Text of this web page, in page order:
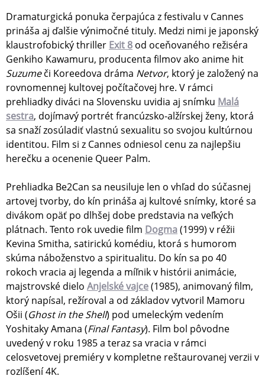
Dramaturgická ponuka čerpajúca z festivalu v Cannes
prináša aj ďalšie výnimočné tituly. Medzi nimi je japonský
klaustrofobický thriller Exit 8 od oceňovaného režiséra
Genkiho Kawamuru, producenta filmov ako anime hit
Suzumeči Koreedova dráma Netvor, ktorý je založený na
rovnomennej kultovej počítačovej hre. V rámci
prehliadky diváci na Slovensku uvidia aj snímku Malá
sestra, dojímavý portrét francúzsko-alžírskej ženy, ktorá
sa snaží zosúladiť vlastnú sexualitu so svojou kultúrnou
identitou. Film si z Cannes odniesol cenu za najlepšiu
herečku a ocenenie Queer Palm.
Prehliadka Be2Can sa neusiluje len o vhľad do súčasnej
artovej tvorby, do kín prináša aj kultové snímky, ktoré sa
divákom opäť po dlhšej dobe predstavia na veľkých
plátnach. Tento rok uvedie film Dogma(1999) v réžii
Kevina Smitha, satirickú komédiu, ktorá s humorom
skúma náboženstvo a spiritualitu. Do kín sa po 40
rokoch vracia aj legenda a míľnik v histórii animácie,
majstrovské dielo Anjelské vajce(1985), animovaný film,
ktorý napísal, režíroval a od základov vytvoril Mamoru
Ošii (Ghost in the Shell) pod umeleckým vedením
Yoshitaky Amana (Final Fantasy). Film bol pôvodne
uvedený v roku 1985 a teraz sa vracia v rámci
celosvetovej premiéry v kompletne reštaurovanej verzii v
rozlíšení 4K.